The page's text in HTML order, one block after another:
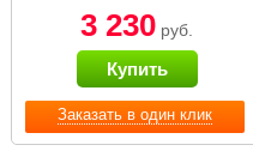
Заказать в один клик
3 230 руб.
Купить